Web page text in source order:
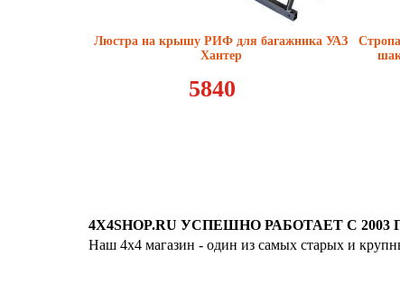
Люстра на крышу РИФ для багажника УАЗ
Хантер
5840
4X4SHOP.RU УСПЕШНО РАБОТАЕТ С 2003
Наш 4x4 магазин - один из самых старых и